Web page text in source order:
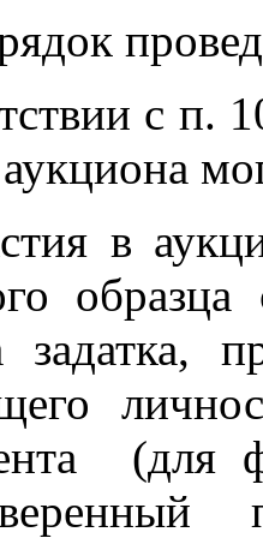
с п.
в
задатка,
(для